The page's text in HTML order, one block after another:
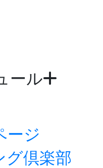
ール
ージ
倶楽部